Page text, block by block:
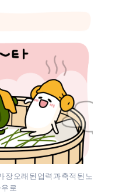
오래된 업력과 축적된 노
로